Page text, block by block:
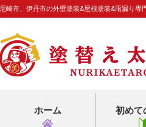
尼崎市、伊丹市の外壁塗装&屋根塗装&雨漏り専
ホーム 初めて